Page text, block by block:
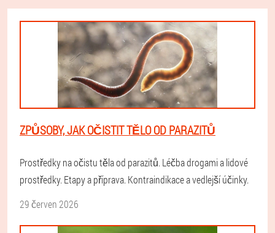
ZPŮSOBY, JAK OČISTIT TĚLO OD PARAZITŮ
Prostředky na očistu těla od parazitů. Léčba drogami a lidové
prostředky. Etapy a příprava. Kontraindikace a vedlejší účinky.
29 červen 2026